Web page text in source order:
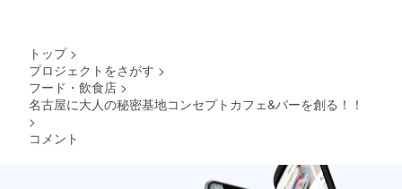
トップ >
プロジェクトをさがす >
フード・飲食店 >
名古屋に大人の秘密基地コンセプトカフェ&バーを創る！！
>
コメント